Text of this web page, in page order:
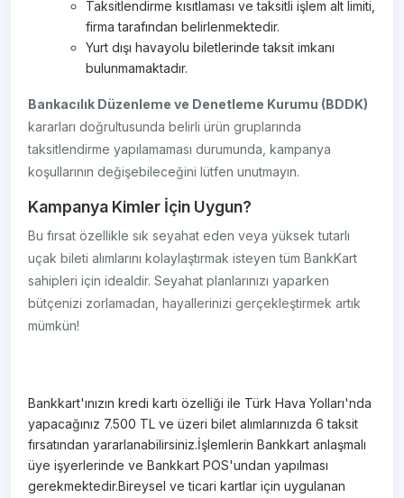
Taksitlendirme kısıtlaması ve taksitli işlem alt limiti,
firma tarafından belirlenmektedir.
Yurt dışı havayolu biletlerinde taksit imkanı
bulunmamaktadır.
Bankacılık Düzenleme ve Denetleme Kurumu (BDDK)
kararları doğrultusunda belirli ürün gruplarında
taksitlendirme yapılamaması durumunda, kampanya
koşullarının değişebileceğini lütfen unutmayın.
Kampanya Kimler İçin Uygun?
Bu fırsat özellikle sık seyahat eden veya yüksek tutarlı
uçak bileti alımlarını kolaylaştırmak isteyen tüm BankKart
sahipleri için idealdir. Seyahat planlarınızı yaparken
bütçenizi zorlamadan, hayallerinizi gerçekleştirmek artık
mümkün!
Bankkart'ınızın kredi kartı özelliği ile Türk Hava Yolları'nda
yapacağınız 7.500 TL ve üzeri bilet alımlarınızda 6 taksit
fırsatından yararlanabilirsiniz.İşlemlerin Bankkart anlaşmalı
üye işyerlerinde ve Bankkart POS'undan yapılması
gerekmektedir.Bireysel ve ticari kartlar için uygulanan